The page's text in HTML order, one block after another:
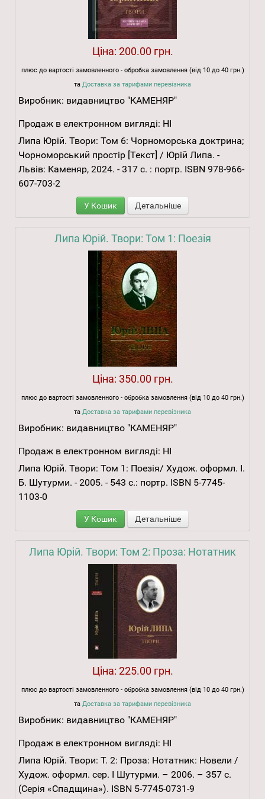
Ціна: 200.00 грн.
плюс до вартості замовленного - обробка замовлення (від 10 до 40 грн.)
та Доставка за тарифами перевізника
Виробник: видавництво "КАМЕНЯР"
Продаж в електронном вигляді: НІ
Липа Юрій. Твори: Том 6: Чорноморська доктрина;
Чорноморський простір [Текст] / Юрій Липа. -
Львів: Каменяр, 2024. - 317 с. : портр. ISBN 978-966-
607-703-2
У Кошик Детальніше
Липа Юрій. Твори: Том 1: Поезія
Ціна: 350.00 грн.
плюс до вартості замовленного - обробка замовлення (від 10 до 40 грн.)
та Доставка за тарифами перевізника
Виробник: видавництво "КАМЕНЯР"
Продаж в електронном вигляді: НІ
Липа Юрій. Твори: Том 1: Поезія/ Худож. оформл. І.
Б. Шутурми. - 2005. - 543 с.: портр. ISBN 5-7745-
1103-0
У Кошик Детальніше
Липа Юрій. Твори: Том 2: Проза: Нотатник
Ціна: 225.00 грн.
плюс до вартості замовленного - обробка замовлення (від 10 до 40 грн.)
та Доставка за тарифами перевізника
Виробник: видавництво "КАМЕНЯР"
Продаж в електронном вигляді: НІ
Липа Юрій. Твори: Т. 2: Проза: Нотатник: Новели /
Худож. оформл. сер. І Шутурми. – 2006. – 357 с.
(Серія «Спадщина»). ISBN 5-7745-0731-9